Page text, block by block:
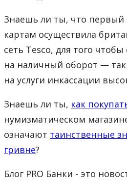
Знаешь ли ты, что первый
картам осуществила
сеть Tesco, для того
на наличный оборот — так
на услуги инкассации
Знаешь ли ты, как
нумизматическом
означают таинственные
гривне?
Блог PRO Банки - это